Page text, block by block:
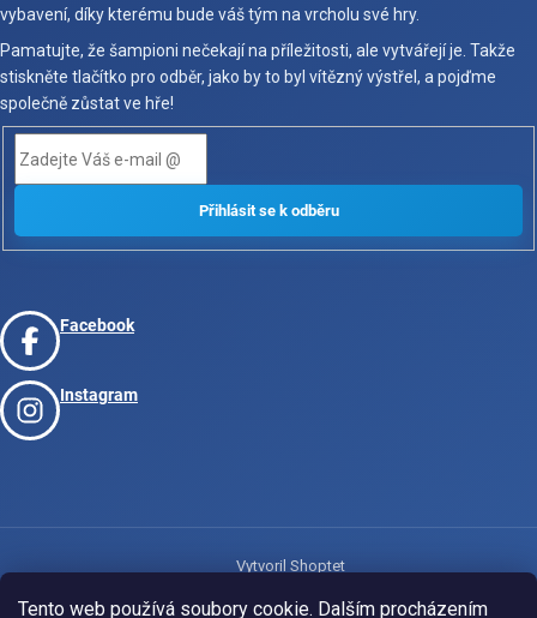
Tento web používá soubory cookie. Dalším procházením
vybavení, díky kterému bude váš tým na vrcholu své hry.
Pamatujte, že šampioni nečekají na příležitosti, ale vytvářejí je. Takže
stiskněte tlačítko pro odběr, jako by to byl vítězný výstřel, a pojďme
společně zůstat ve hře!
Facebook
Instagram
Vytvoril Shoptet